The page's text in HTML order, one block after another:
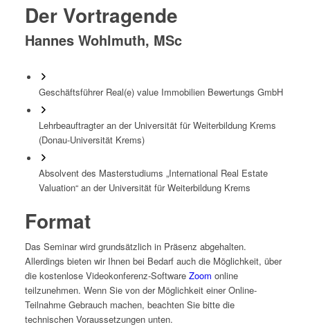
Der Vortragende
Hannes Wohlmuth, MSc
Geschäftsführer Real(e) value Immobilien Bewertungs GmbH
Lehrbeauftragter an der Universität für Weiterbildung Krems
(Donau-Universität Krems)
Absolvent des Masterstudiums „International Real Estate
Valuation“ an der Universität für Weiterbildung Krems
Format
Das Seminar wird grundsätzlich in Präsenz abgehalten.
Allerdings bieten wir Ihnen bei Bedarf auch die Möglichkeit, über
die kostenlose Videokonferenz-Software Zoom online
teilzunehmen. Wenn Sie von der Möglichkeit einer Online-
Teilnahme Gebrauch machen, beachten Sie bitte die
technischen Voraussetzungen unten.